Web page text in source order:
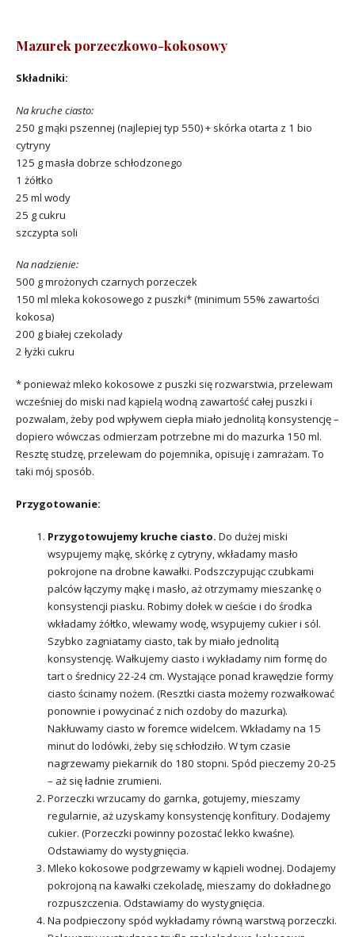
Mazurek porzeczkowo-kokosowy
Składniki:
Na kruche ciasto:
250 g mąki pszennej (najlepiej typ 550) + skórka otarta z 1 bio
cytryny
125 g masła dobrze schłodzonego
1 żółtko
25 ml wody
25 g cukru
szczypta soli
Na nadzienie:
500 g mrożonych czarnych porzeczek
150 ml mleka kokosowego z puszki* (minimum 55% zawartości
kokosa)
200 g białej czekolady
2 łyżki cukru
* ponieważ mleko kokosowe z puszki się rozwarstwia, przelewam
wcześniej do miski nad kąpielą wodną zawartość całej puszki i
pozwalam, żeby pod wpływem ciepła miało jednolitą konsystencję –
dopiero wówczas odmierzam potrzebne mi do mazurka 150 ml.
Resztę studzę, przelewam do pojemnika, opisuję i zamrażam. To
taki mój sposób.
Przygotowanie:
Przygotowujemy kruche ciasto. Do dużej miski
wsypujemy mąkę, skórkę z cytryny, wkładamy masło
pokrojone na drobne kawałki. Podszczypując czubkami
palców łączymy mąkę i masło, aż otrzymamy mieszankę o
konsystencji piasku. Robimy dołek w cieście i do środka
wkładamy żółtko, wlewamy wodę, wsypujemy cukier i sól.
Szybko zagniatamy ciasto, tak by miało jednolitą
konsystencję. Wałkujemy ciasto i wykładamy nim formę do
tart o średnicy 22-24 cm. Wystające ponad krawędzie formy
ciasto ścinamy nożem. (Resztki ciasta możemy rozwałkować
ponownie i powycinać z nich ozdoby do mazurka).
Nakłuwamy ciasto w foremce widelcem. Wkładamy na 15
minut do lodówki, żeby się schłodziło. W tym czasie
nagrzewamy piekarnik do 180 stopni. Spód pieczemy 20-25
– aż się ładnie zrumieni.
Porzeczki wrzucamy do garnka, gotujemy, mieszamy
regularnie, aż uzyskamy konsystencję konfitury. Dodajemy
cukier. (Porzeczki powinny pozostać lekko kwaśne).
Odstawiamy do wystygnięcia.
Mleko kokosowe podgrzewamy w kąpieli wodnej. Dodajemy
pokrojoną na kawałki czekoladę, mieszamy do dokładnego
rozpuszczenia. Odstawiamy do wystygnięcia.
Na podpieczony spód wykładamy równą warstwą porzeczki.